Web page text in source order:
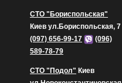
СТО "Бориспольская"
Киев ул.Бориспольская, 7
(097) 656-99-17
(096)
589-78-79
СТО "Подол" Киев